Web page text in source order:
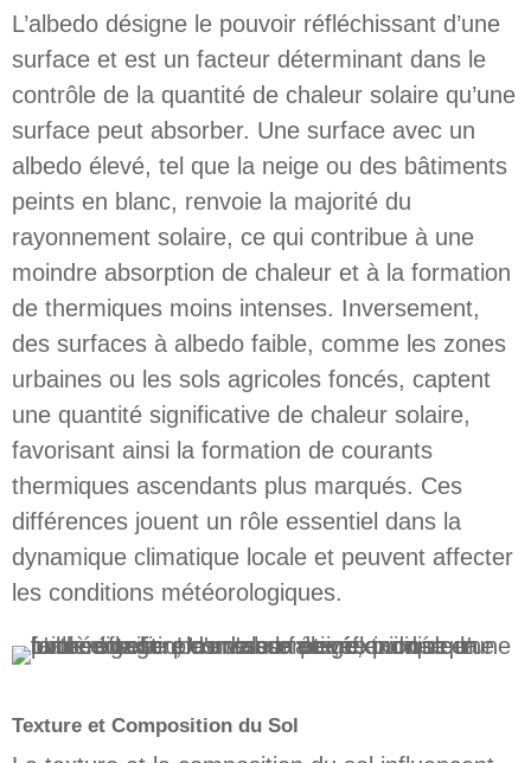
L’albedo désigne le pouvoir réfléchissant d’une
surface et est un facteur déterminant dans le
contrôle de la quantité de chaleur solaire qu’une
surface peut absorber. Une surface avec un
albedo élevé, tel que la neige ou des bâtiments
peints en blanc, renvoie la majorité du
rayonnement solaire, ce qui contribue à une
moindre absorption de chaleur et à la formation
de thermiques moins intenses. Inversement,
des surfaces à albedo faible, comme les zones
urbaines ou les sols agricoles foncés, captent
une quantité significative de chaleur solaire,
favorisant ainsi la formation de courants
thermiques ascendants plus marqués. Ces
différences jouent un rôle essentiel dans la
dynamique climatique locale et peuvent affecter
les conditions météorologiques.
Texture et Composition du Sol